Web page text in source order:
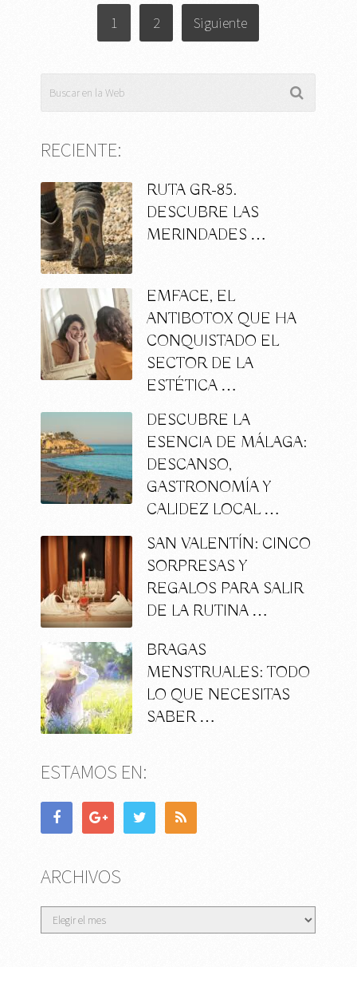
PAGINACIÓN 1 2 Siguiente
RECIENTE:
RUTA GR-85.
DESCUBRE LAS
MERINDADES …
EMFACE, EL
ANTIBOTOX QUE HA
CONQUISTADO EL
SECTOR DE LA
ESTÉTICA …
DESCUBRE LA
ESENCIA DE MÁLAGA:
DESCANSO,
GASTRONOMÍA Y
CALIDEZ LOCAL …
SAN VALENTÍN: CINCO
SORPRESAS Y
REGALOS PARA SALIR
DE LA RUTINA …
BRAGAS
MENSTRUALES: TODO
LO QUE NECESITAS
SABER …
ESTAMOS EN:
ARCHIVOS
Archivos